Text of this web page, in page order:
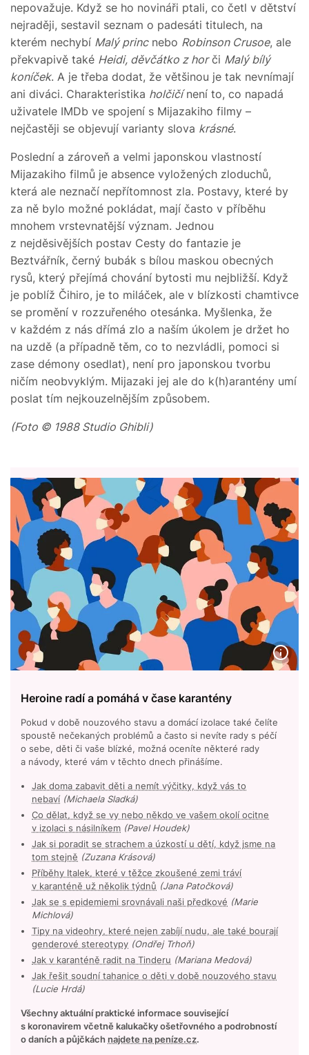
nepovažuje. Když se ho novináři ptali, co četl v dětství
nejraději, sestavil seznam o padesáti titulech, na
kterém nechybí Malý princnebo Robinson Crusoe, ale
překvapivě také Heidi, děvčátko z horči Malý bílý
koníček. A je třeba dodat, že většinou je tak nevnímají
ani diváci. Charakteristika holčičínení to, co napadá
uživatele IMDb ve spojení s Mijazakiho filmy –
nejčastěji se objevují varianty slova krásné.
Poslední a zároveň a velmi japonskou vlastností
Mijazakiho filmů je absence vyložených zloduchů,
která ale neznačí nepřítomnost zla. Postavy, které by
za ně bylo možné pokládat, mají často v příběhu
mnohem vrstevnatější význam. Jednou
z nejděsivějších postav Cesty do fantazie je
Beztvářník, černý bubák s bílou maskou obecných
rysů, který přejímá chování bytosti mu nejbližší. Když
je poblíž Čihiro, je to miláček, ale v blízkosti chamtivce
se promění v rozzuřeného otesánka. Myšlenka, že
v každém z nás dřímá zlo a naším úkolem je držet ho
na uzdě (a případně těm, co to nezvládli, pomoci si
zase démony osedlat), není pro japonskou tvorbu
ničím neobvyklým. Mijazaki jej ale do k(h)arantény umí
poslat tím nejkouzelnějším způsobem.
(Foto © 1988 Studio Ghibli)
Heroine radí a pomáhá v čase karantény
Pokud v době nouzového stavu a domácí izolace také čelíte
spoustě nečekaných problémů a často si nevíte rady s péčí
o sebe, děti či vaše blízké, možná oceníte některé rady
a návody, které vám v těchto dnech přinášíme.
Jak doma zabavit děti a nemít výčitky, když vás to
nebaví (Michaela Sladká)
Co dělat, když se vy nebo někdo ve vašem okolí ocitne
v izolaci s násilníkem (Pavel Houdek)
Jak si poradit se strachem a úzkostí u dětí, když jsme na
tom stejně (Zuzana Krásová)
Příběhy Italek, které v těžce zkoušené zemi tráví
v karanténě už několik týdnů (Jana Patočková)
Jak se s epidemiemi srovnávali naši předkové (Marie
Michlová)
Tipy na videohry, které nejen zabíjí nudu, ale také bourají
genderové stereotypy (Ondřej Trhoň)
Jak v karanténě radit na Tinderu (Mariana Medová)
Jak řešit soudní tahanice o děti v době nouzového stavu
(Lucie Hrdá)
Všechny aktuální praktické informace související
s koronavirem včetně kalukačky ošetřovného a podrobností
o daních a půjčkách najdete na peníze.cz.